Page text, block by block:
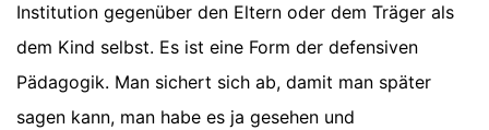
Institution gegenüber den Eltern oder dem Träger als
dem Kind selbst. Es ist eine Form der defensiven
Pädagogik. Man sichert sich ab, damit man später
sagen kann, man habe es ja gesehen und